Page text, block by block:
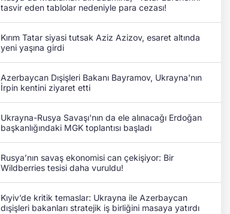
tasvir eden tablolar nedeniyle para cezası!
Kırım Tatar siyasi tutsak Aziz Azizov, esaret altında
yeni yaşına girdi
Azerbaycan Dışişleri Bakanı Bayramov, Ukrayna'nın
İrpin kentini ziyaret etti
Ukrayna-Rusya Savaşı'nın da ele alınacağı Erdoğan
başkanlığındaki MGK toplantısı başladı
Rusya’nın savaş ekonomisi can çekişiyor: Bir
Wildberries tesisi daha vuruldu!
Kıyiv’de kritik temaslar: Ukrayna ile Azerbaycan
dışişleri bakanları stratejik iş birliğini masaya yatırdı